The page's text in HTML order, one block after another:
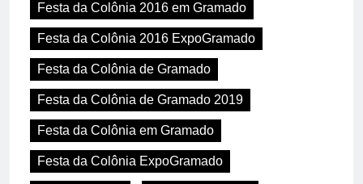
Festa da Colônia 2016 em Gramado
Festa da Colônia 2016 ExpoGramado
Festa da Colônia de Gramado
Festa da Colônia de Gramado 2019
Festa da Colônia em Gramado
Festa da Colônia ExpoGramado